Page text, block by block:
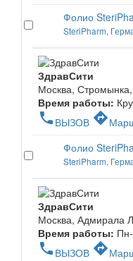
Фолио
SteriPharm,
ЗдравСити
Москва,
Время работы:
phone ВЫЗОВ directions
Фолио
SteriPharm,
ЗдравСити
Москва, Адмирала
Время работы:
phone ВЫЗОВ directions